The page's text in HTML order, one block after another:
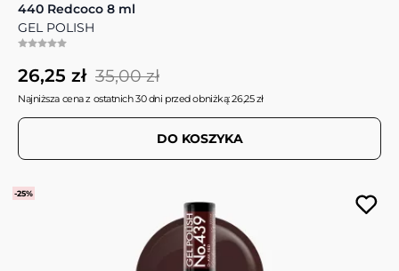
440 Redcoco 8 ml
GEL POLISH
26,25 zł 35,00 zł
Najniższa cena z ostatnich 30 dni przed obniżką: 26,25 zł
DO KOSZYKA
-25%